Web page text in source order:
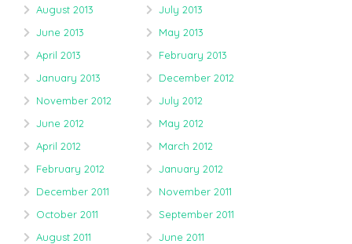
August 2013
July 2013
June 2013
May 2013
April 2013
February 2013
January 2013
December 2012
November 2012
July 2012
June 2012
May 2012
April 2012
March 2012
February 2012
January 2012
December 2011
November 2011
October 2011
September 2011
August 2011
June 2011